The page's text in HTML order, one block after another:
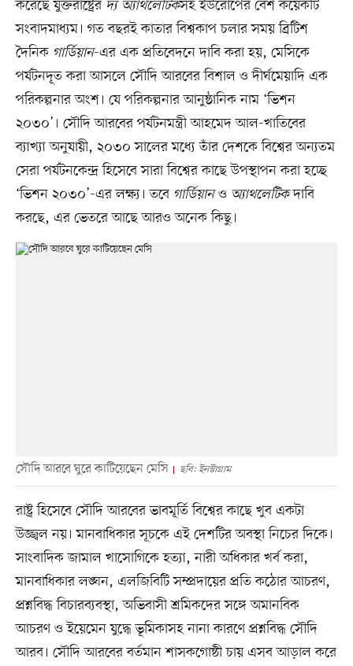
করেছে যুক্তরাষ্ট্রের দ্য অ্যাথলেটিকসহ ইউরোপের বেশ কয়েকটি
সংবাদমাধ্যম। গত বছরই কাতার বিশ্বকাপ চলার সময় ব্রিটিশ
দৈনিক গার্ডিয়ান-এর এক প্রতিবেদনে দাবি করা হয়, মেসিকে
পর্যটনদূত করা আসলে সৌদি আরবের বিশাল ও দীর্ঘমেয়াদি এক
পরিকল্পনার অংশ। যে পরিকল্পনার আনুষ্ঠানিক নাম ‘ভিশন
২০৩০’। সৌদি আরবের পর্যটনমন্ত্রী আহমেদ আল-খাতিবের
ব্যাখ্যা অনুযায়ী, ২০৩০ সালের মধ্যে তাঁর দেশকে বিশ্বের অন্যতম
সেরা পর্যটনকেন্দ্র হিসেবে সারা বিশ্বের কাছে উপস্থাপন করা হচ্ছে
‘ভিশন ২০৩০’-এর লক্ষ্য। তবে গার্ডিয়ানও অ্যাথলেটিকদাবি
করছে, এর ভেতরে আছে আরও অনেক কিছু।
সৌদি আরবে ঘুরে কাটিয়েছেন মেসি ছবি: ইনস্টাগ্রাম
রাষ্ট্র হিসেবে সৌদি আরবের ভাবমূর্তি বিশ্বের কাছে খুব একটা
উজ্জ্বল নয়। মানবাধিকার সূচকে এই দেশটির অবস্থা নিচের দিকে।
সাংবাদিক জামাল খাসোগিকে হত্যা, নারী অধিকার খর্ব করা,
মানবাধিকার লঙ্ঘন, এলজিবিটি সম্প্রদায়ের প্রতি কঠোর আচরণ,
প্রশ্নবিদ্ধ বিচারব্যবস্থা, অভিবাসী শ্রমিকদের সঙ্গে অমানবিক
আচরণ ও ইয়েমেন যুদ্ধে ভূমিকাসহ নানা কারণে প্রশ্নবিদ্ধ সৌদি
আরব। সৌদি আরবের বর্তমান শাসকগোষ্ঠী চায় এসব আড়াল করে